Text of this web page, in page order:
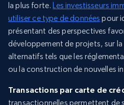
la plus forte. Les investisseurs
utiliser ce type de données pour
présentant des perspectives
développement de projets, sur
alternatifs tels que les
ou la construction de nouvelles
Transactions par carte de
transactionnelles permettent de